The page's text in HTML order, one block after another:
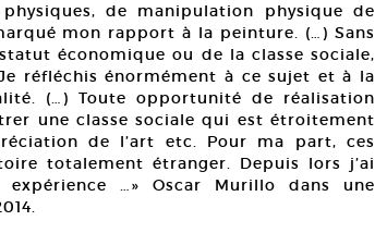
de manipulation physique de
mon rapport à la peinture. (…) Sans
économique ou de la classe sociale,
réfléchis énormément à ce sujet et à la
(…) Toute opportunité de réalisation
une classe sociale qui est étroitement
de l’art etc. Pour ma part, ces
totalement étranger. Depuis lors j’ai
…» Oscar Murillo dans une